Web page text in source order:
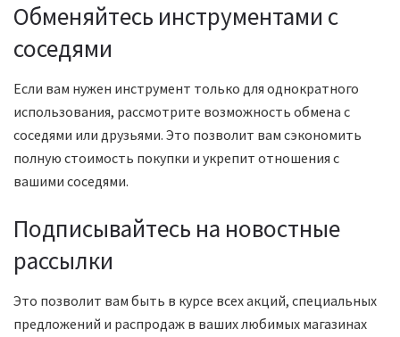
Обменяйтесь инструментами с
соседями
Если вам нужен инструмент только для однократного
использования, рассмотрите возможность обмена с
соседями или друзьями. Это позволит вам сэкономить
полную стоимость покупки и укрепит отношения с
вашими соседями.
Подписывайтесь на новостные
рассылки
Это позволит вам быть в курсе всех акций, специальных
предложений и распродаж в ваших любимых магазинах